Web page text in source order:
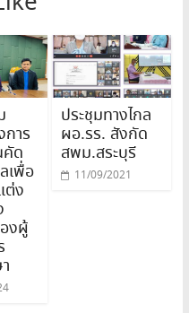
าร
คัด
เพื่อ
ต่ง
งผู้
ประชุมทางไกล
ผอ.รร. สังกัด
สพม.สระบุรี
11/09/2021